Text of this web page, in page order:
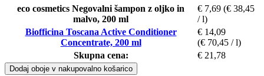
eco cosmetics Negovalni šampon z oljko in
malvo, 200 ml
€ 7,69 (€ 38,45
/ l)
Biofficina Toscana Active Conditioner
Concentrate, 200 ml
€ 14,09
(€ 70,45 / l)
Skupna cena:
€ 21,78
Dodaj oboje v nakupovalno košarico